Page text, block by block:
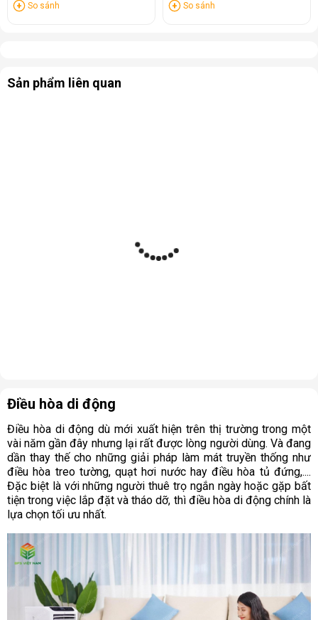
So sánh So sánh
Sản phẩm liên quan
Điều hòa di động
Điều hòa di động dù mới xuất hiện trên thị trường trong một
vài năm gần đây nhưng lại rất được lòng người dùng. Và đang
dần thay thế cho những giải pháp làm mát truyền thống như
điều hòa treo tường, quạt hơi nước hay điều hòa tủ đứng,....
Đặc biệt là với những người thuê trọ ngắn ngày hoặc gặp bất
tiện trong việc lắp đặt và tháo dỡ, thì điều hòa di động chính là
lựa chọn tối ưu nhất.